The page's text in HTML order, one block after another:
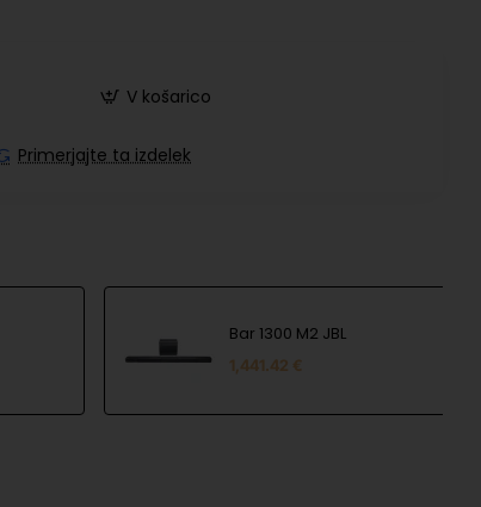
V košarico
Primerjajte ta izdelek
Bar 1300 M2 JBL
1,441.42 €